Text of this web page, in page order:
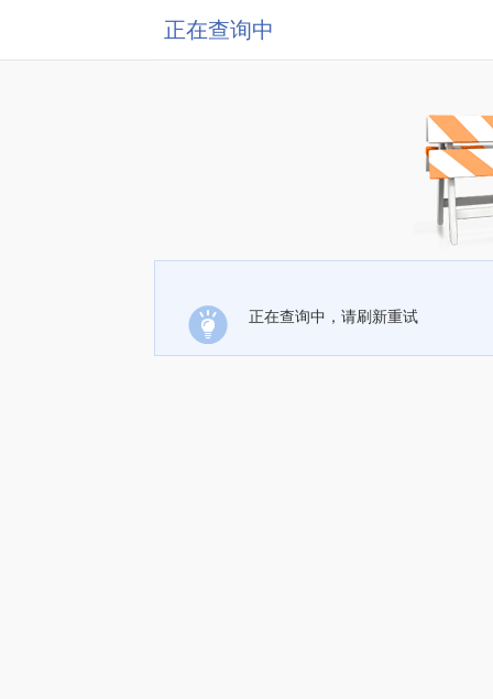
正在查询中
正在查询中，请刷新重试